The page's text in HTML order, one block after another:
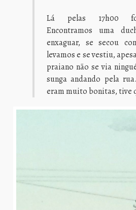
Lá pelas 17h00
Encontramos uma
enxaguar, se secou
levamos e se vestiu,
praiano não se via
sunga andando pela
eram muito bonitas, tive